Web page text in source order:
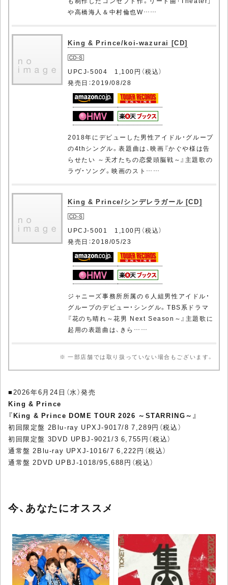
や高橋海人＆中村倫也W……
King & Prince/koi-wazurai [CD]
UPCJ-5004 1,100円（税込）
発売日：2019/08/28
2018年にデビューした男性アイドル・グループ
の4thシングル。表題曲は、映画『かぐや様は告
らせたい ～天才たちの恋愛頭脳戦～』主題歌の
ラヴ・ソング。映画のスト……
King & Prince/シンデレラガール [CD]
UPCJ-5001 1,100円（税込）
発売日：2018/05/23
ジャニーズ事務所所属の６人組男性アイドル・
グループのデビュー・シングル。TBS系ドラマ
『花のち晴れ～花男 Next Season～』主題歌に
起用の表題曲は、きら……
※ 一部店舗では取り扱っていない場合もございます。
■2026年6月24日（水）発売
King & Prince
『King & Prince DOME TOUR 2026 ～STARRING～』
初回限定盤 2Blu-ray UPXJ-9017/8 7,289円（税込）
初回限定盤 3DVD UPBJ-9021/3 6,755円（税込）
通常盤 2Blu-ray UPXJ-1016/7 6,222円（税込）
通常盤 2DVD UPBJ-1018/95,688円（税込）
今、あなたにオススメ